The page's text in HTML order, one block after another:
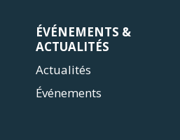
ÉVÉNEMENTS &
ACTUALITÉS
Actualités
Événements